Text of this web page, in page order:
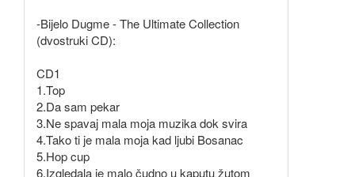
-Bijelo Dugme - The Ultimate Collection
(dvostruki CD):
CD1
1.Top
2.Da sam pekar
3.Ne spavaj mala moja muzika dok svira
4.Tako ti je mala moja kad ljubi Bosanac
5.Hop cup
6.Izgledala je malo čudno u kaputu žutom